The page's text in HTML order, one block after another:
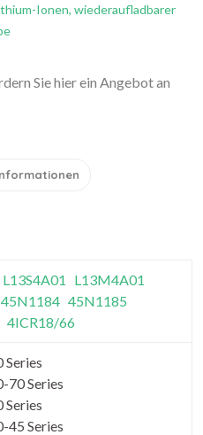
Ionen, wiederaufladbarer
Sie hier ein Angebot an
L13S4A01
L13M4A01
45N1184 45N1185
4ICR18/66
Series
70 Series
Series
45 Series